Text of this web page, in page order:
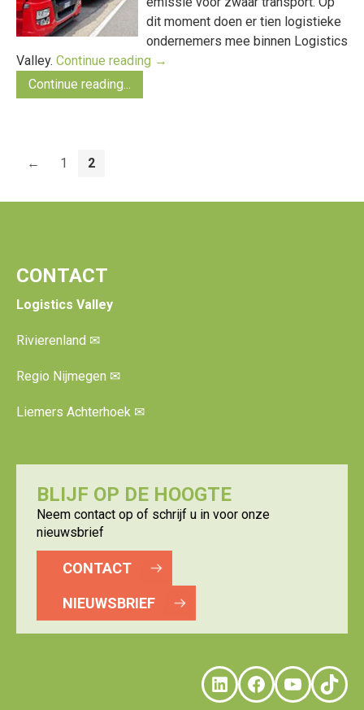
dit moment doen er tien logistieke
ondernemers mee binnen Logistics
Valley. Continue reading →
Continue reading...
← 1 2
CONTACT
Logistics Valley
Rivierenland ✉
Regio Nijmegen ✉
Liemers Achterhoek ✉
BLIJF OP DE HOOGTE
Neem contact op of schrijf u in voor onze
nieuwsbrief
CONTACT
NIEUWSBRIEF
LinkedIn
Facebook